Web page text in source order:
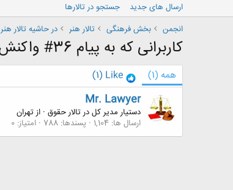
ارسال های جدید
جستجو در تالارها
انجمن
بخش فرهنگی تالار هنر در حاشیه تالار هنر
کاربرانی که به پیام 36# واکنش نشان داده اند
همه (1)
Like
(1)
Mr. Lawyer
دستیار مدیر کل در تالار حقوق · ازتهران
ارسال ها 1,104 پسندها 788 امتیاز 0